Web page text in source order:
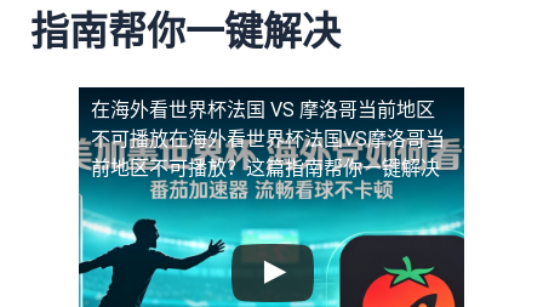
指南帮你一键解决
在海外看世界杯法国 VS 摩洛哥当前地区
不可播放在海外看世界杯法国VS摩洛哥当
前地区不可播放？这篇指南帮你一键解决